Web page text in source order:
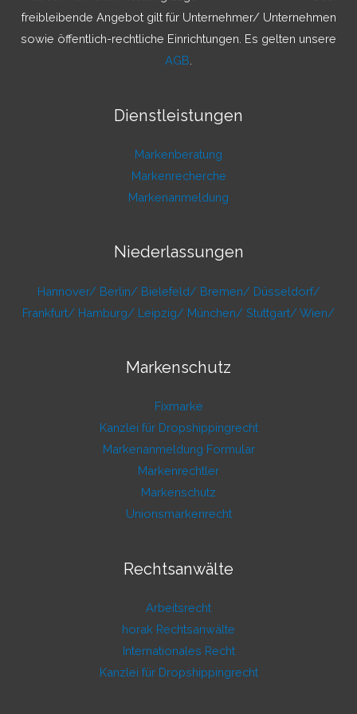
hfreibleibende Angebot gilt für Unternehmer/ Unternehmen
sowie öffentlich-rechtliche Einrichtungen. Es gelten unsere
AGB
Dienstleistungen
Markenberatung
Markenrecherche
Markenanmeldung
Niederlassungen
Hannover/ Berlin/ Bielefeld/ Bremen/ Düsseldorf/
Frankfurt/ Hamburg/ Leipzig/ München/ Stuttgart/ Wien/
Markenschutz
Fixmarke
Kanzlei für Dropshippingrecht
Markenanmeldung Formular
Markenrechtler
Markenschutz
Unionsmarkenrecht
Rechtsanwälte
Arbeitsrecht
horak Rechtsanwälte
Internationales Recht
Kanzlei für Dropshippingrecht